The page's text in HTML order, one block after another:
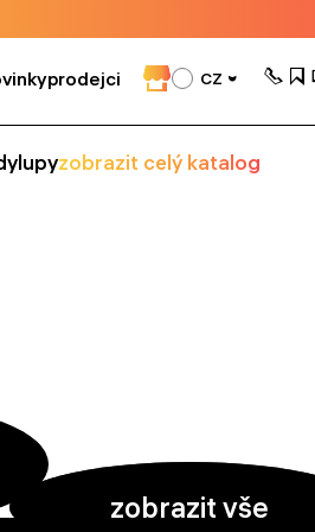
prodejci CZ
lupyzobrazit celý katalog
zobrazit vše